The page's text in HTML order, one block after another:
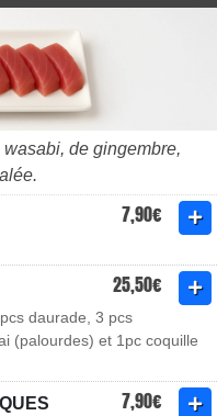
de gingembre,
7,90€
25,50€
daurade, 3 pcs
(palourdes) et 1pc coquille
7,90€